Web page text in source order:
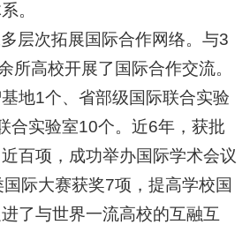
。
层次拓展国际合作网络。与3
所高校开展了国际合作交流。
地1个、省部级国际联合实验
合实验室10个。近6年，获批
百项，成功举办国际学术会议
际大赛获奖7项，提高学校国
了与世界一流高校的互融互